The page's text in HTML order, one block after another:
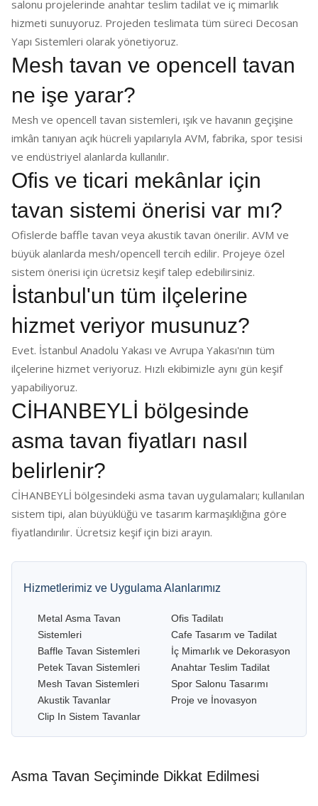
salonu projelerinde anahtar teslim tadilat ve iç mimarlık
hizmeti sunuyoruz. Projeden teslimata tüm süreci Decosan
Yapı Sistemleri olarak yönetiyoruz.
Mesh tavan ve opencell tavan
ne işe yarar?
Mesh ve opencell tavan sistemleri, ışık ve havanın geçişine
imkân tanıyan açık hücreli yapılarıyla AVM, fabrika, spor tesisi
ve endüstriyel alanlarda kullanılır.
Ofis ve ticari mekânlar için
tavan sistemi önerisi var mı?
Ofislerde baffle tavan veya akustik tavan önerilir. AVM ve
büyük alanlarda mesh/opencell tercih edilir. Projeye özel
sistem önerisi için ücretsiz keşif talep edebilirsiniz.
İstanbul'un tüm ilçelerine
hizmet veriyor musunuz?
Evet. İstanbul Anadolu Yakası ve Avrupa Yakası'nın tüm
ilçelerine hizmet veriyoruz. Hızlı ekibimizle aynı gün keşif
yapabiliyoruz.
CİHANBEYLİ bölgesinde
asma tavan fiyatları nasıl
belirlenir?
CİHANBEYLİ bölgesindeki asma tavan uygulamaları; kullanılan
sistem tipi, alan büyüklüğü ve tasarım karmaşıklığına göre
fiyatlandırılır. Ücretsiz keşif için bizi arayın.
Hizmetlerimiz ve Uygulama Alanlarımız
Metal Asma Tavan
Sistemleri
Baffle Tavan Sistemleri
Petek Tavan Sistemleri
Mesh Tavan Sistemleri
Akustik Tavanlar
Clip In Sistem Tavanlar
Ofis Tadilatı
Cafe Tasarım ve Tadilat
İç Mimarlık ve Dekorasyon
Anahtar Teslim Tadilat
Spor Salonu Tasarımı
Proje ve İnovasyon
Asma Tavan Seçiminde Dikkat Edilmesi